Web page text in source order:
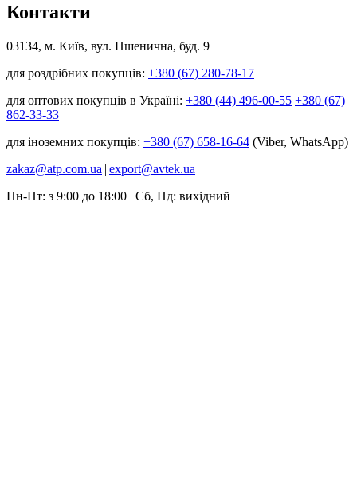
Контакти
03134, м. Київ, вул. Пшенична, буд. 9
для роздрібних покупців: +380 (67) 280-78-17
для оптових покупців в Україні: +380 (44) 496-00-55 +380 (67)
862-33-33
для іноземних покупців: +380 (67) 658-16-64 (Viber, WhatsApp)
zakaz@atp.com.ua | export@avtek.ua
Пн-Пт: з 9:00 до 18:00 | Сб, Нд: вихідний